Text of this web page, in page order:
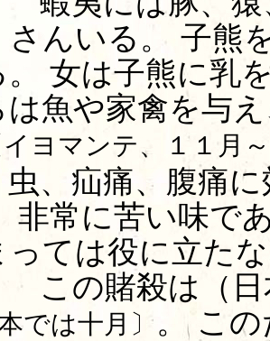
さんいる。 子熊
。 女は子熊に乳
は魚や家禽を与
イヨマンテ、１１月
虫、疝痛、腹痛
非常に苦い味で
っては役に立た
賭殺は（日本
では十月〕。 こ